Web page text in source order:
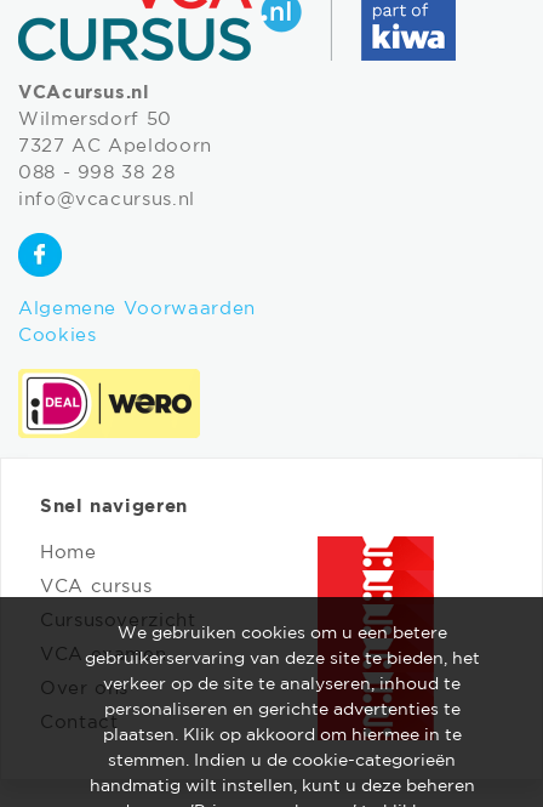
VCAcursus.nl
Wilmersdorf 50
7327 AC Apeldoorn
088 - 998 38 28
info@vcacursus.nl
Algemene Voorwaarden
Cookies
Snel navigeren
Home
VCA cursus
Cursusoverzicht
VCA examen
Over ons
Contact
We gebruiken cookies om u een betere
gebruikerservaring van deze site te bieden, het
verkeer op de site te analyseren, inhoud te
personaliseren en gerichte advertenties te
plaatsen. Klik op akkoord om hiermee in te
stemmen. Indien u de cookie-categorieën
handmatig wilt instellen, kunt u deze beheren